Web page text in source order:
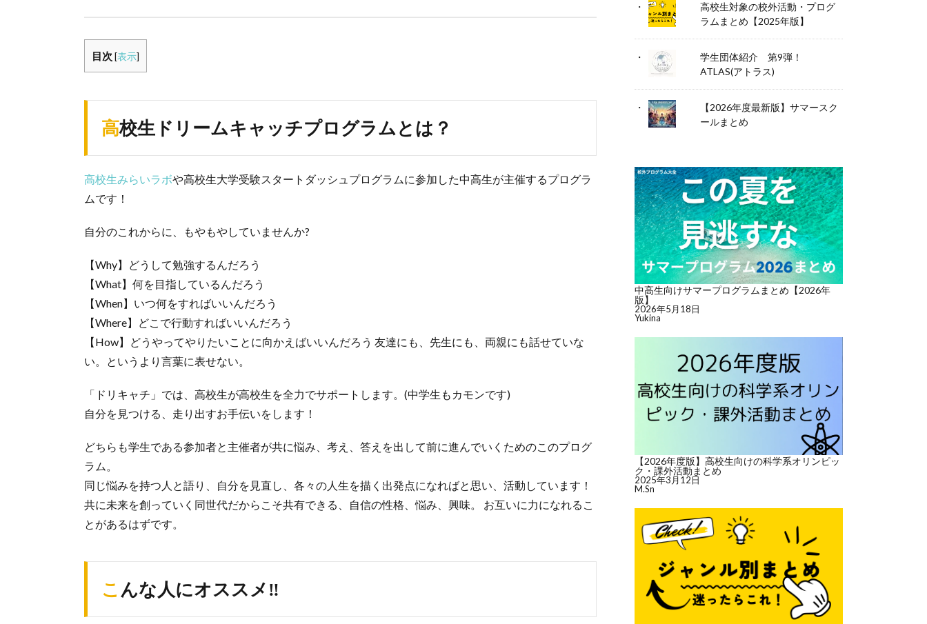
目次 [表示]
高校生ドリームキャッチプログラムとは？
高校生みらいラボや高校生大学受験スタートダッシュプログラムに参加した中高生が主催するプログラ
ムです！
自分のこれからに、もやもやしていませんか?
【Why】どうして勉強するんだろう
【What】何を目指しているんだろう
【When】いつ何をすればいいんだろう
【Where】どこで行動すればいいんだろう
【How】どうやってやりたいことに向かえばいいんだろう 友達にも、先生にも、両親にも話せていな
い。というより言葉に表せない。
「ドリキャチ」では、高校生が高校生を全力でサポートします。(中学生もカモンです)
自分を見つける、走り出すお手伝いをします！
どちらも学生である参加者と主催者が共に悩み、考え、答えを出して前に進んでいくためのこのプログ
ラム。
同じ悩みを持つ人と語り、自分を見直し、各々の人生を描く出発点になればと思い、活動しています！
共に未来を創っていく同世代だからこそ共有できる、自信の性格、悩み、興味。 お互いに力になれるこ
とがあるはずです。
こんな人にオススメ‼
高校生対象の校外活動・プログ
ラムまとめ【2025年版】
学生団体紹介 第9弾！
ATLAS(アトラス)
【2026年度最新版】サマースク
ールまとめ
中高生向けサマープログラムまとめ【2026年
版】
2026年5月18日
Yukina
【2026年度版】高校生向けの科学系オリンピッ
ク・課外活動まとめ
2025年3月12日
M.Sn